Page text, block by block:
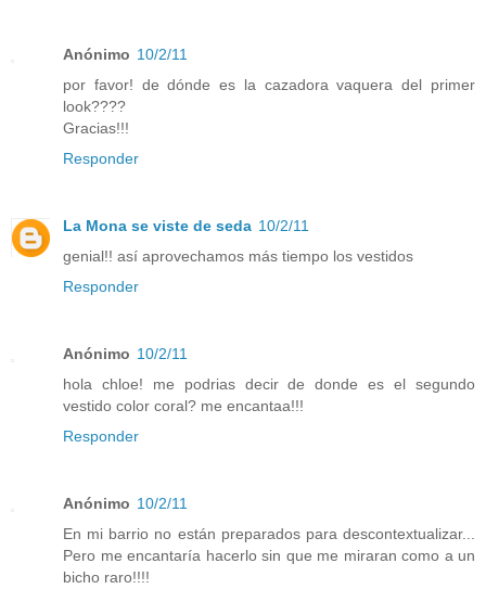
Anónimo 10/2/11
por favor! de dónde es la cazadora vaquera del primer
look????
Gracias!!!
Responder
La Mona se viste de seda 10/2/11
genial!! así aprovechamos más tiempo los vestidos
Responder
Anónimo 10/2/11
hola chloe! me podrias decir de donde es el segundo
vestido color coral? me encantaa!!!
Responder
Anónimo 10/2/11
En mi barrio no están preparados para descontextualizar...
Pero me encantaría hacerlo sin que me miraran como a un
bicho raro!!!!